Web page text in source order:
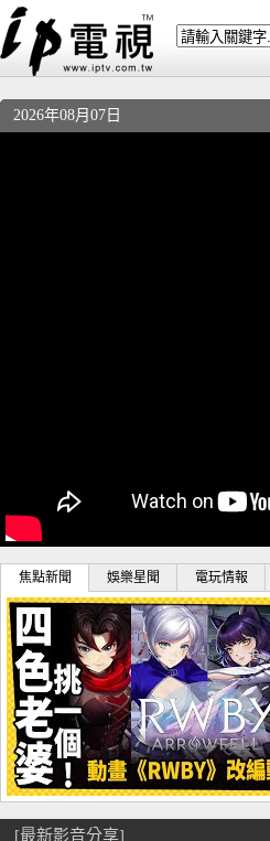
2026年08月07日
焦點新聞 娛樂星聞 電玩情報
[最新影音分享]